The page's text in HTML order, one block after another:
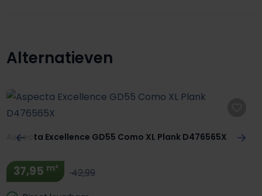
Productgalerij overslaan
Alternatieven
Aspecta Excellence GD55 Como XL Plank D476565X
37,95 m² 42,99